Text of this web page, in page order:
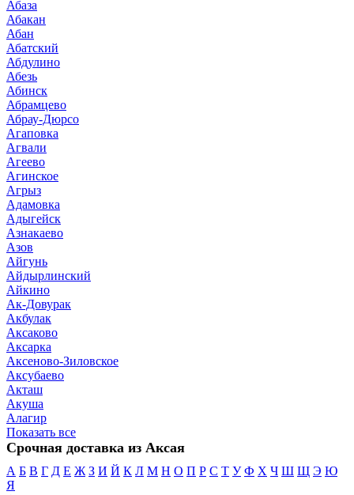
Абаза
Абакан
Абан
Абатский
Абдулино
Абезь
Абинск
Абрамцево
Абрау-Дюрсо
Агаповка
Агвали
Агеево
Агинское
Агрыз
Адамовка
Адыгейск
Азнакаево
Азов
Айгунь
Айдырлинский
Айкино
Ак-Довурак
Акбулак
Аксаково
Аксарка
Аксеново-Зиловское
Аксубаево
Акташ
Акуша
Алагир
Показать все
Срочная доставка из Аксая
А Б В Г Д Е Ж З И Й К Л М Н О П Р С Т У Ф Х Ч Ш Щ Э Ю
Я